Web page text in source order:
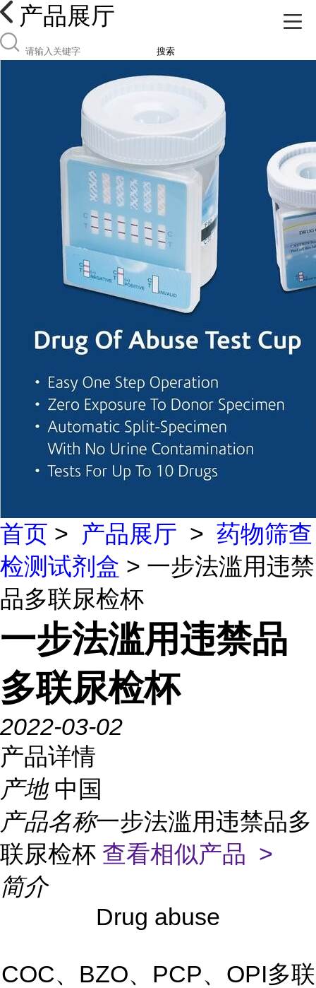
产品展厅
搜索
首页 > 产品展厅 > 药物筛查
检测试剂盒 > 一步法滥用违禁
品多联尿检杯
一步法滥用违禁品
多联尿检杯
2022-03-02
产品详情
产地 中国
产品名称一步法滥用违禁品多
联尿检杯 查看相似产品 >
简介
Drug abuse
COC、BZO、PCP、OPI多联